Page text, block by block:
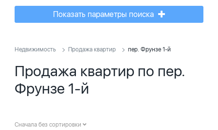
Показать параметры поиска
Недвижимость Продажа квартир пер. Фрунзе 1-й
Продажа квартир по пер.
Фрунзе 1-й
Сначала без сортировки